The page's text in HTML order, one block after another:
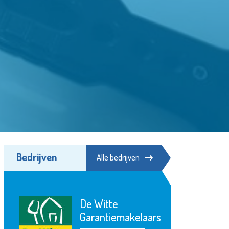
Bedrijven Alle bedrijven
De Witte
Garantiemakelaars